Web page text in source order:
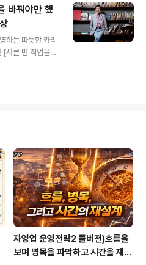
한 느낌이 들어
기서 들어오니
대를 혼자 하고
칫국부터 마시
전부터 방송 나
이거든요. ㅎ 정
바꿔야만 했
하는 따뜻한 카리
[서른 번 직업을
다. 무엇보다도
다음주 16일까
에서 응모해주신
다. 정확하게 트
고, 비밀댓글로
글을 한 자리에
..
자영업 운영전략2 풀버전)흐름을
보며 병목을 파악하고 시간을 재설